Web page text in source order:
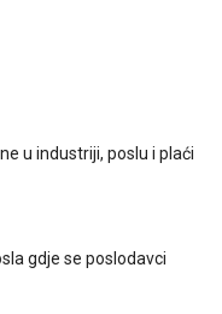
u industriji, poslu i plaći
gdje se poslodavci